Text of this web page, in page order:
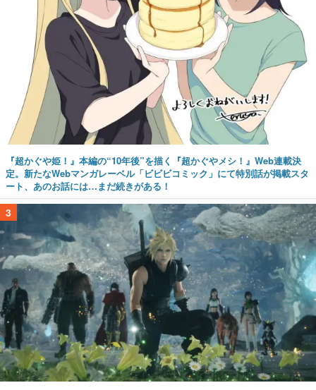
『超かぐや姫！』本編の“10年後”を描く『超かぐやメシ！』Web連載決
定。新たなWebマンガレーベル「ビビビコミック」にて特別話が掲載スタ
ート、あのお話には…まだ続きがある！
3